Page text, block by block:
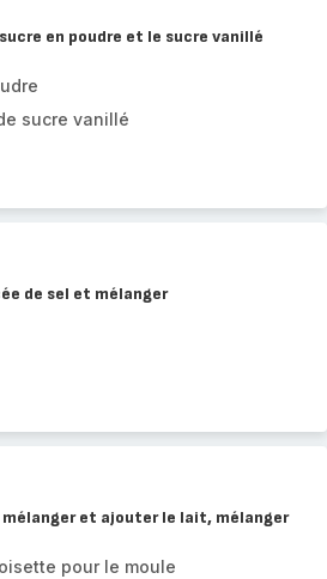
en poudre et le sucre vanillé
sucre vanillé
de sel et mélanger
et ajouter le lait, mélanger
pour le moule